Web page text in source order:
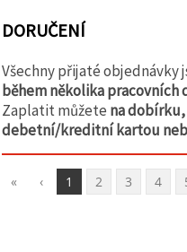
DORUČENÍ
Všechny přijaté objednávky
během několika pracovních
Zaplatit můžete na
debetní/kreditní kartou
« ‹ 1 2 3 4